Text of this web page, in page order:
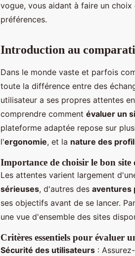
vogue, vous aidant à faire un
préférences.
Introduction au
Dans le monde vaste et parfois
toute la différence entre des
utilisateur a ses propres attentes
comprendre comment évaluer un
plateforme adaptée repose sur
l'ergonomie, et la nature des
Importance de choisir le bon site
Les attentes varient largement
sérieuses, d'autres des aventures
ses objectifs avant de se lancer.
une vue d'ensemble des sites
Critères essentiels pour évaluer
Sécurité des utilisateurs :